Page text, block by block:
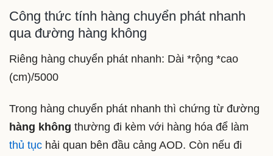
Công thức tính hàng chuyển phát nhanh
qua đường hàng không
Riêng hàng chuyển phát nhanh: Dài *rộng *cao
(cm)/5000
Trong hàng chuyển phát nhanh thì chứng từ đường
hàng không thường đi kèm với hàng hóa để làm
thủ tục hải quan bên đầu cảng AOD. Còn nếu đi